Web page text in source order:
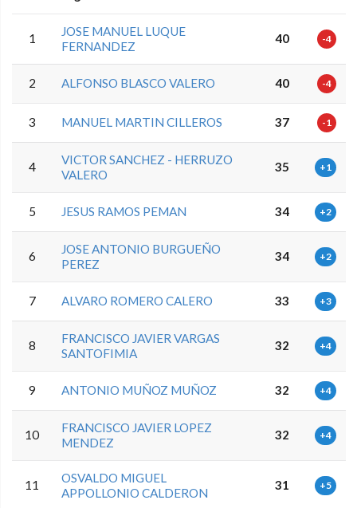
1
JOSE MANUEL LUQUE
FERNANDEZ
40 -4
2 ALFONSO BLASCO VALERO 40 -4
3 MANUEL MARTIN CILLEROS 37 -1
4
VICTOR SANCHEZ - HERRUZO
VALERO
35 +1
5 JESUS RAMOS PEMAN 34 +2
6
JOSE ANTONIO BURGUEÑO
PEREZ
34 +2
7 ALVARO ROMERO CALERO 33 +3
8
FRANCISCO JAVIER VARGAS
SANTOFIMIA
32 +4
9 ANTONIO MUÑOZ MUÑOZ 32 +4
10
FRANCISCO JAVIER LOPEZ
MENDEZ
32 +4
11
OSVALDO MIGUEL
APPOLLONIO CALDERON
31 +5